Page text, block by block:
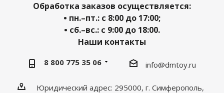
Обработка заказов осуществляется:
• пн.–пт.: с 8:00 до 17:00;
• сб.–вс.: с 9:00 до 18:00.
Наши контакты
8 800 775 35 06 info@dmtoy.ru
Юридический адрес: 295000, г. Симферополь,